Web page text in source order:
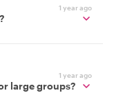
1 year ago
1 year ago
large groups?